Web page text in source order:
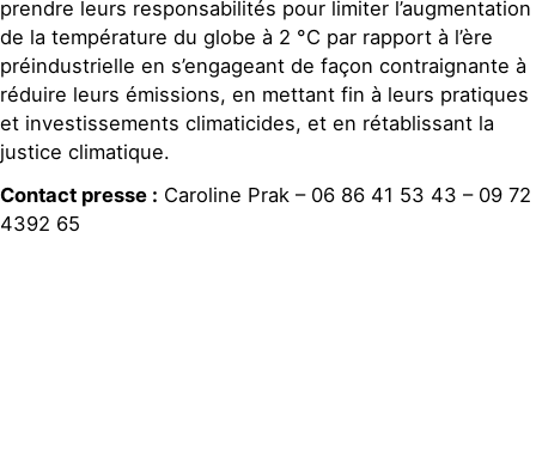
prendre leurs responsabilités pour limiter l’augmentation
de la température du globe à 2 °C par rapport à l’ère
préindustrielle en s’engageant de façon contraignante à
réduire leurs émissions, en mettant fin à leurs pratiques
et investissements climaticides, et en rétablissant la
justice climatique.
Contact presse : Caroline Prak – 06 86 41 53 43 – 09 72
4392 65